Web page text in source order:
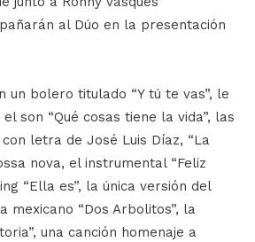
al Dúo en la presentación
un bolero titulado “Y tú te vas”, le
son “Qué cosas tiene la vida”, las
letra de José Luis Díaz, “La
nova, el instrumental “Feliz
“Ella es”, la única versión del
mexicano “Dos Arbolitos”, la
una canción homenaje a